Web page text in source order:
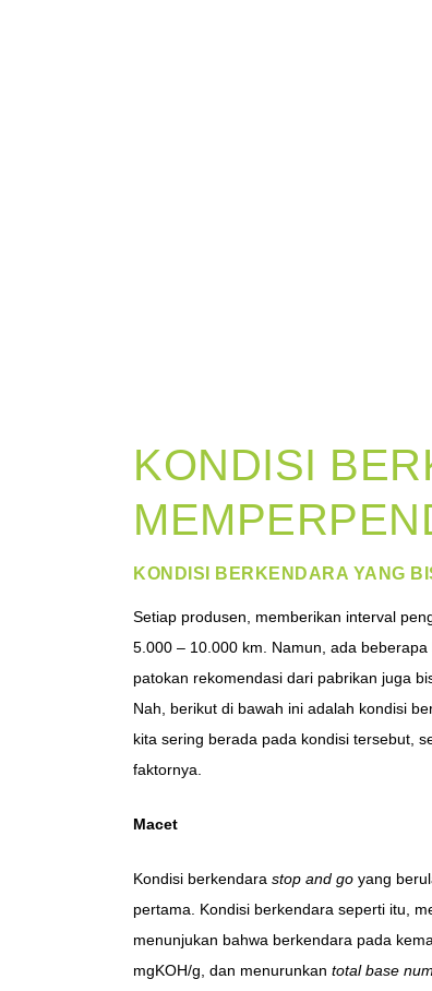
KONDISI
KONDISI BERKENDARA YANG
Setiap produsen, memberikan interval
5.000 – 10.000 km. Namun, ada
patokan rekomendasi dari pabrikan juga
Nah, berikut di bawah ini adalah kondisi
kita sering berada pada kondisi tersebut,
faktornya.
Macet
Kondisi berkendara stop and go yang
pertama. Kondisi berkendara seperti itu,
menunjukan bahwa berkendara pada
mgKOH/g, dan menurunkan total base